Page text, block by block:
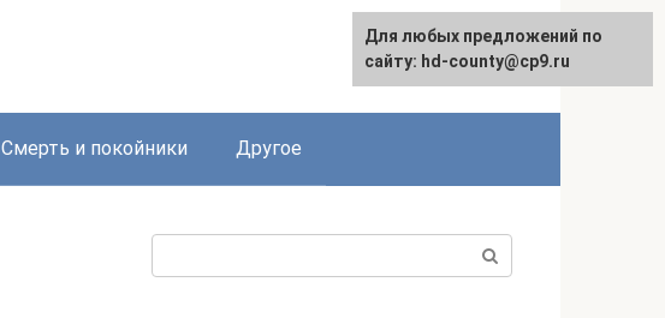
Смерть и покойники Другое
Для любых предложений по
сайту: hd-county@cp9.ru